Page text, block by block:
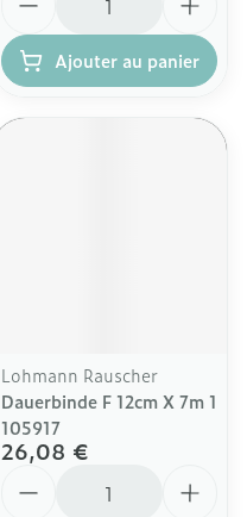
Ajouter au panier
Lohmann Rauscher
Dauerbinde F 12cm X 7m 1
105917
26,08 €